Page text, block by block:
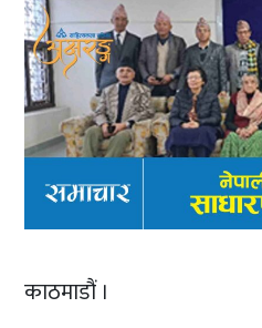
काठमाडौं ।